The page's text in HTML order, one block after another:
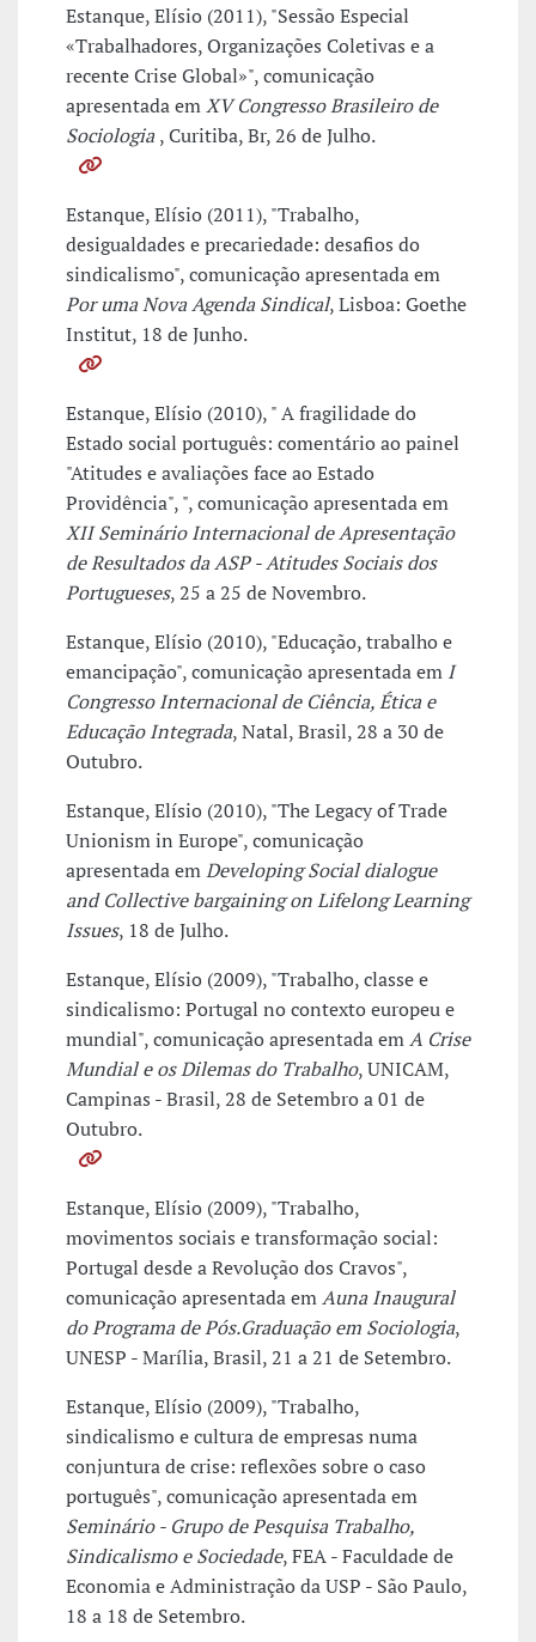
Estanque, Elísio (2011), "Sessão Especial
«Trabalhadores, Organizações Coletivas e a
recente Crise Global»", comunicação
apresentada emXV Congresso Brasileiro de
Sociologia, Curitiba, Br, 26 de Julho.
Estanque, Elísio (2011), "Trabalho,
desigualdades e precariedade: desafios do
sindicalismo", comunicação apresentada em
Por uma Nova Agenda Sindical, Lisboa: Goethe
Institut, 18 de Junho.
Estanque, Elísio (2010), " A fragilidade do
Estado social português: comentário ao painel
"Atitudes e avaliações face ao Estado
Providência", ", comunicação apresentada em
XII Seminário Internacional de Apresentação
de Resultados da ASP - Atitudes Sociais dos
Portugueses, 25 a 25 de Novembro.
Estanque, Elísio (2010), "Educação, trabalho e
emancipação", comunicação apresentada em I
Congresso Internacional de Ciência, Ética e
Educação Integrada, Natal, Brasil, 28 a 30 de
Outubro.
Estanque, Elísio (2010), "The Legacy of Trade
Unionism in Europe", comunicação
apresentada emDeveloping Social dialogue
and Collective bargaining on Lifelong Learning
Issues, 18 de Julho.
Estanque, Elísio (2009), "Trabalho, classe e
sindicalismo: Portugal no contexto europeu e
mundial", comunicação apresentada emA Crise
Mundial e os Dilemas do Trabalho, UNICAM,
Campinas - Brasil, 28 de Setembro a 01 de
Outubro.
Estanque, Elísio (2009), "Trabalho,
movimentos sociais e transformação social:
Portugal desde a Revolução dos Cravos",
comunicação apresentada emAuna Inaugural
do Programa de Pós.Graduação em Sociologia,
UNESP - Marília, Brasil, 21 a 21 de Setembro.
Estanque, Elísio (2009), "Trabalho,
sindicalismo e cultura de empresas numa
conjuntura de crise: reflexões sobre o caso
português", comunicação apresentada em
Seminário - Grupo de Pesquisa Trabalho,
Sindicalismo e Sociedade, FEA - Faculdade de
Economia e Administração da USP - São Paulo,
18 a 18 de Setembro.